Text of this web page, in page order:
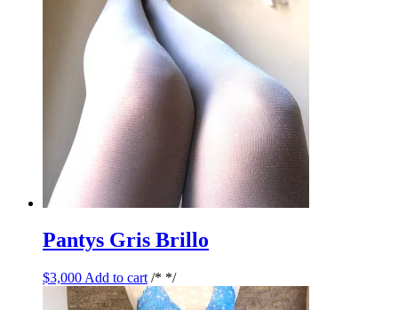
Pantys Gris Brillo
$3,000 Add to cart /* */